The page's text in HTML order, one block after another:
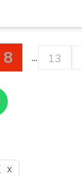
8 13
X